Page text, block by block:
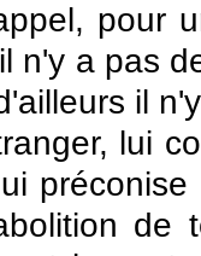
pour
n'y a pas
il
lui
de